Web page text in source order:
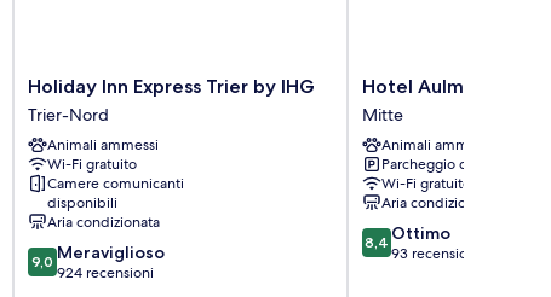
Holiday
Inn
Express
Trier
by
IHG
Trier-
Nord
Holiday Inn Express Trier by IHG
Trier-Nord
Animali ammessi
Wi-Fi gratuito
Camere comunicanti
disponibili
Aria condizionata
9.0
su
9,0 Meraviglioso
924 recensioni
Hotel
Aulmann
Mitte
Hotel Aulmann
Mitte
Animali ammessi
Parcheggio disponibile
Wi-Fi gratuito
Aria condizionata
8.4
su
8,4 Ottimo
93 recensioni